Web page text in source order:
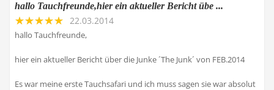
hallo Tauchfreunde,hier ein aktueller Bericht übe ...
22.03.2014
hallo Tauchfreunde,
hier ein aktueller Bericht über die Junke ´The Junk´ von FEB.2014
Es war meine erste Tauchsafari und ich muss sagen sie war absolut